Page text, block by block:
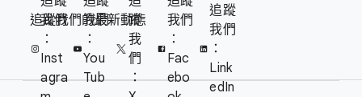
e
S
o
c
追蹤​我們​的​最​新​動態
我們
：
Inst
agra
我們
：
You
Tub
蹤​
我
們
：
我們
：
Fac
ebo
追蹤​
我們
：
Link
edIn